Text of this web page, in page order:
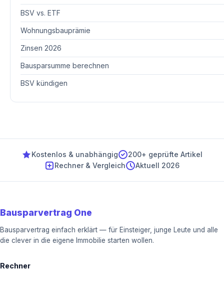
BSV vs. ETF
Wohnungsbauprämie
Zinsen 2026
Bausparsumme berechnen
BSV kündigen
Kostenlos & unabhängig
200+ geprüfte Artikel
Rechner & Vergleich
Aktuell 2026
Bausparvertrag One
Bausparvertrag einfach erklärt — für Einsteiger, junge Leute und alle
die clever in die eigene Immobilie starten wollen.
Rechner